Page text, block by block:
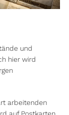
und
hier wird
arbeitenden
auf Postkarten